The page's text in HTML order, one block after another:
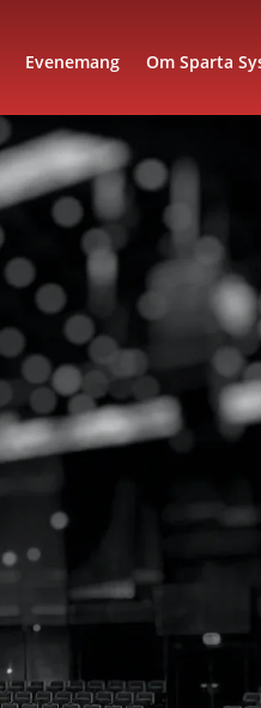
Evenemang Om Sparta